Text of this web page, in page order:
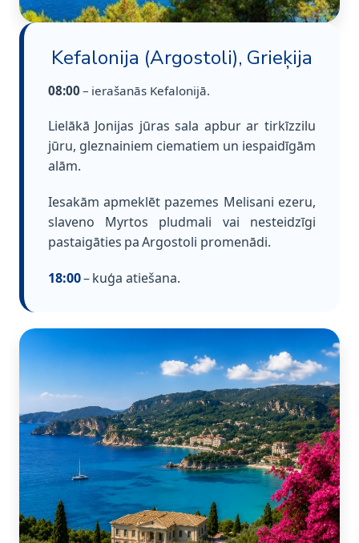
Kefalonija (Argostoli), Grieķija
08:00 – ierašanās Kefalonijā.
Lielākā Jonijas jūras sala apbur ar tirkīzzilu
jūru, gleznainiem ciematiem un iespaidīgām
alām.
Iesakām apmeklēt pazemes Melisani ezeru,
slaveno Myrtos pludmali vai nesteidzīgi
pastaigāties pa Argostoli promenādi.
18:00– kuģa atiešana.